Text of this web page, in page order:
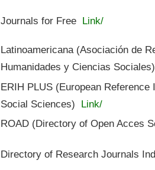
Journals for Free Link/
Latinoamericana (Asociación de
Humanidades y Ciencias Sociales)
ERIH PLUS (European
Social Sciences) Link/
ROAD (Directory of Open Acces
Directory of Research Journals